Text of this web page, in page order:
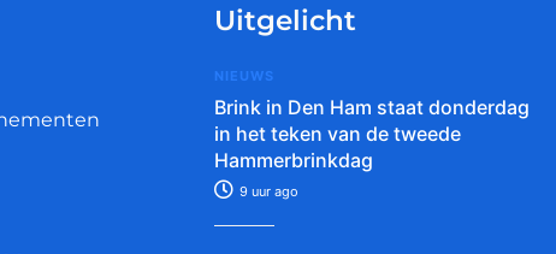
Uitgelicht
NIEUWS
Brink in Den Ham staat donderdag
in het teken van de tweede
Hammerbrinkdag
9 uur ago